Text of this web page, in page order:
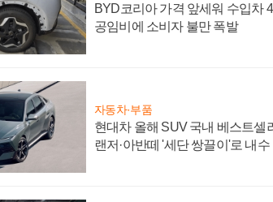
BYD코리아 가격 앞세워 수입차
공임비에 소비자 불만 폭발
자동차·부품
현대차 올해 SUV 국내 베스트셀
랜저·아반떼 '세단 쌍끌이'로 내수